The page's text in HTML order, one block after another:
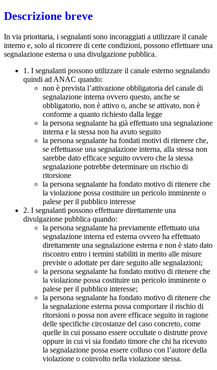
Descrizione breve
In via prioritaria, i segnalanti sono incoraggiati a utilizzare il canale
interno e, solo al ricorrere di certe condizioni, possono effettuare una
segnalazione esterna o una divulgazione pubblica.
1. I segnalanti possono utilizzare il canale esterno segnalando
quindi ad ANAC quando:
non è prevista l’attivazione obbligatoria del canale di
segnalazione interna ovvero questo, anche se
obbligatorio, non è attivo o, anche se attivato, non è
conforme a quanto richiesto dalla legge
la persona segnalante ha già effettuato una segnalazione
interna e la stessa non ha avuto seguito
la persona segnalante ha fondati motivi di ritenere che,
se effettuasse una segnalazione interna, alla stessa non
sarebbe dato efficace seguito ovvero che la stessa
segnalazione potrebbe determinare un rischio di
ritorsione
la persona segnalante ha fondato motivo di ritenere che
la violazione possa costituire un pericolo imminente o
palese per il pubblico interesse
2. I segnalanti possono effettuare direttamente una
divulgazione pubblica quando:
la persona segnalante ha previamente effettuato una
segnalazione interna ed esterna ovvero ha effettuato
direttamente una segnalazione esterna e non è stato dato
riscontro entro i termini stabiliti in merito alle misure
previste o adottate per dare seguito alle segnalazioni;
la persona segnalante ha fondato motivo di ritenere che
la violazione possa costituire un pericolo imminente o
palese per il pubblico interesse;
la persona segnalante ha fondato motivo di ritenere che
la segnalazione esterna possa comportare il rischio di
ritorsioni o possa non avere efficace seguito in ragione
delle specifiche circostanze del caso concreto, come
quelle in cui possano essere occultate o distrutte prove
oppure in cui vi sia fondato timore che chi ha ricevuto
la segnalazione possa essere colluso con l’autore della
violazione o coinvolto nella violazione stessa.